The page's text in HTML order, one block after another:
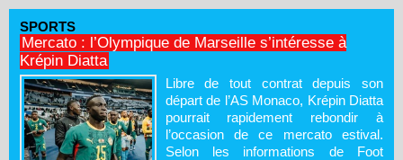
SPORTS
Mercato : l’Olympique de Marseille s’intéresse à
Krépin Diatta
Libre de tout contrat depuis son
départ de l’AS Monaco, Krépin Diatta
pourrait rapidement rebondir à
l’occasion de ce mercato estival.
Selon les informations de Foot